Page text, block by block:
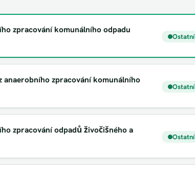
zpracování komunálního odpadu
Ostatní
anaerobního zpracování komunálního
Ostatní
zpracování odpadů živočišného a
Ostatní